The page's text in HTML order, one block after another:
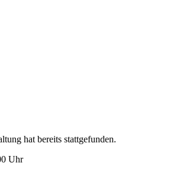
hat bereits stattgefunden.
Uhr